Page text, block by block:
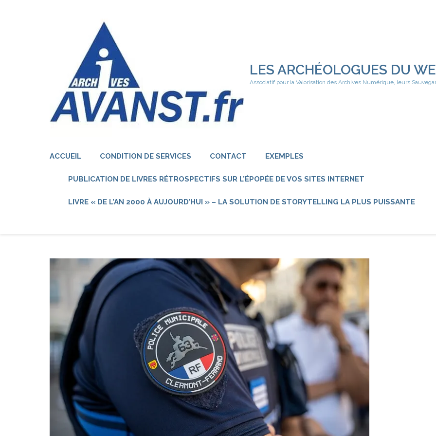
LES ARCHÉOLOGUES DU
Associatif pour la Valorisation des Archives Numérique, leurs
ACCUEIL CONDITION DE SERVICES CONTACT EXEMPLES
PUBLICATION DE LIVRES RÉTROSPECTIFS SUR L’ÉPOPÉE DE VOS SITES INTERNET
LIVRE « DE L’AN 2000 À AUJOURD’HUI » – LA SOLUTION DE STORYTELLING LA PLUS PUISSANTE